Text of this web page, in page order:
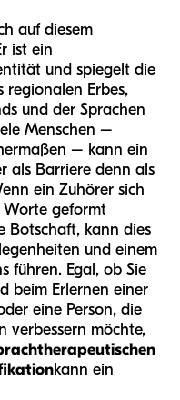
auf diesem
ist ein
und spiegelt die
regionalen Erbes,
und der Sprachen
Menschen –
– kann ein
als Barriere denn als
ein Zuhörer sich
Worte geformt
Botschaft, kann dies
und einem
führen. Egal, ob Sie
beim Erlernen einer
eine Person, die
verbessern möchte,
kann ein